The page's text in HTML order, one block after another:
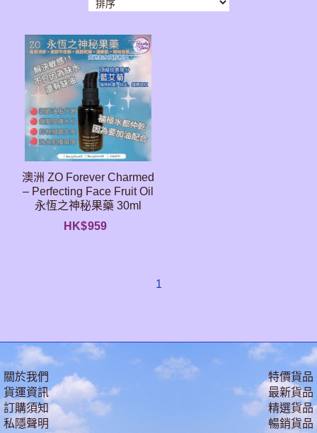
澳洲 ZO Forever Charmed
– Perfecting Face Fruit Oil
永恆之神秘果藥 30ml
HK$959
1
關於我們
貨運資訊
訂購須知
私隱聲明
特價貨品
最新貨品
精選貨品
暢銷貨品